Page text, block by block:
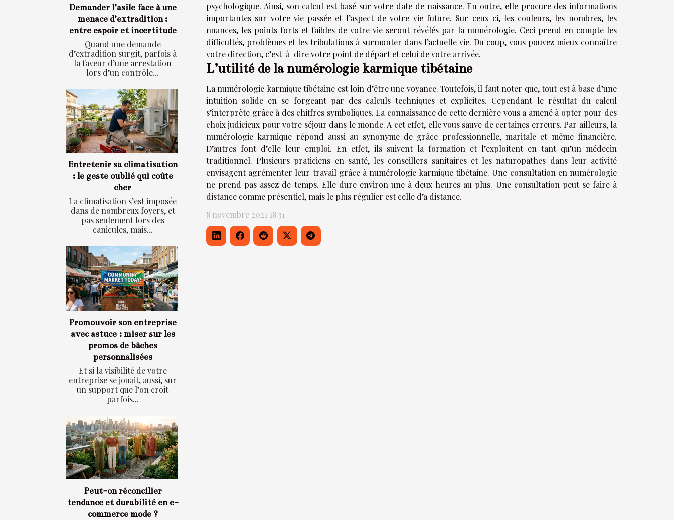
Demander l’asile face à une
menace d’extradition :
entre espoir et incertitude
Quand une demande
d’extradition surgit, parfois à
la faveur d’une arrestation
lors d’un contrôle...
Entretenir sa climatisation
: le geste oublié qui coûte
cher
La climatisation s’est imposée
dans de nombreux foyers, et
pas seulement lors des
canicules, mais...
Promouvoir son entreprise
avec astuce : miser sur les
promos de bâches
personnalisées
Et si la visibilité de votre
entreprise se jouait, aussi, sur
un support que l’on croit
parfois...
Peut-on réconcilier
tendance et durabilité en e-
commerce mode ?
psychologique. Ainsi, son calcul est basé sur votre date de naissance. En outre, elle procure des informations
importantes sur votre vie passée et l’aspect de votre vie future. Sur ceux-ci, les couleurs, les nombres, les
nuances, les points forts et faibles de votre vie seront révélés par la numérologie. Ceci prend en compte les
difficultés, problèmes et les tribulations à surmonter dans l’actuelle vie. Du coup, vous pouvez mieux connaître
votre direction, c’est-à-dire votre point de départ et celui de votre arrivée.
L’utilité de la numérologie karmique tibétaine
La numérologie karmique tibétaine est loin d’être une voyance. Toutefois, il faut noter que, tout est à base d’une
intuition solide en se forgeant par des calculs techniques et explicites. Cependant le résultat du calcul
s’interprète grâce à des chiffres symboliques. La connaissance de cette dernière vous a amené à opter pour des
choix judicieux pour votre séjour dans le monde. A cet effet, elle vous sauve de certaines erreurs. Par ailleurs, la
numérologie karmique répond aussi au synonyme de grâce professionnelle, maritale et même financière.
D’autres font d’elle leur emploi. En effet, ils suivent la formation et l’exploitent en tant qu’un médecin
traditionnel. Plusieurs praticiens en santé, les conseillers sanitaires et les naturopathes dans leur activité
envisagent agrémenter leur travail grâce à numérologie karmique tibétaine. Une consultation en numérologie
ne prend pas assez de temps. Elle dure environ une à deux heures au plus. Une consultation peut se faire à
distance comme présentiel, mais le plus régulier est celle d’a distance.
8 novembre 2021 18:31